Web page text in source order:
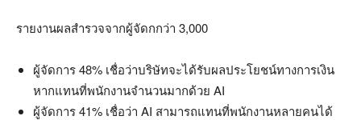
รายงานผลสำรวจจากผู้จัดกกว่า 3,000
ผู้จัดการ 48% เชื่อว่าบริษัทจะได้รับผลประโยชน์ทางการเงิน
หากแทนที่พนักงานจำนวนมากด้วย AI
ผู้จัดการ 41% เชื่อว่า AI สามารถแทนที่พนักงานหลายคนได้